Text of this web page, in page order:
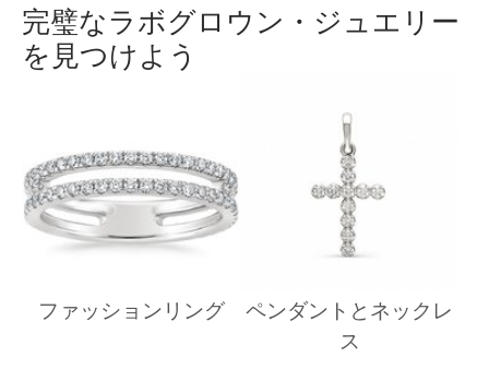
ファッションリング
ペンダントとネックレ
ス
完璧なラボグロウン・ジュエリー
を見つけよう